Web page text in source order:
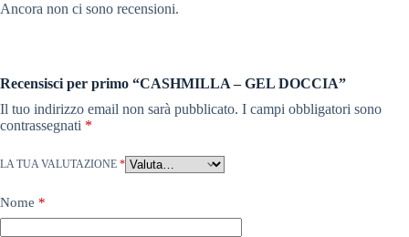
Ancora non ci sono recensioni.
Recensisci per primo “CASHMILLA – GEL DOCCIA”
Il tuo indirizzo email non sarà pubblicato. I campi obbligatori sono
contrassegnati *
LA TUA VALUTAZIONE *
Nome *